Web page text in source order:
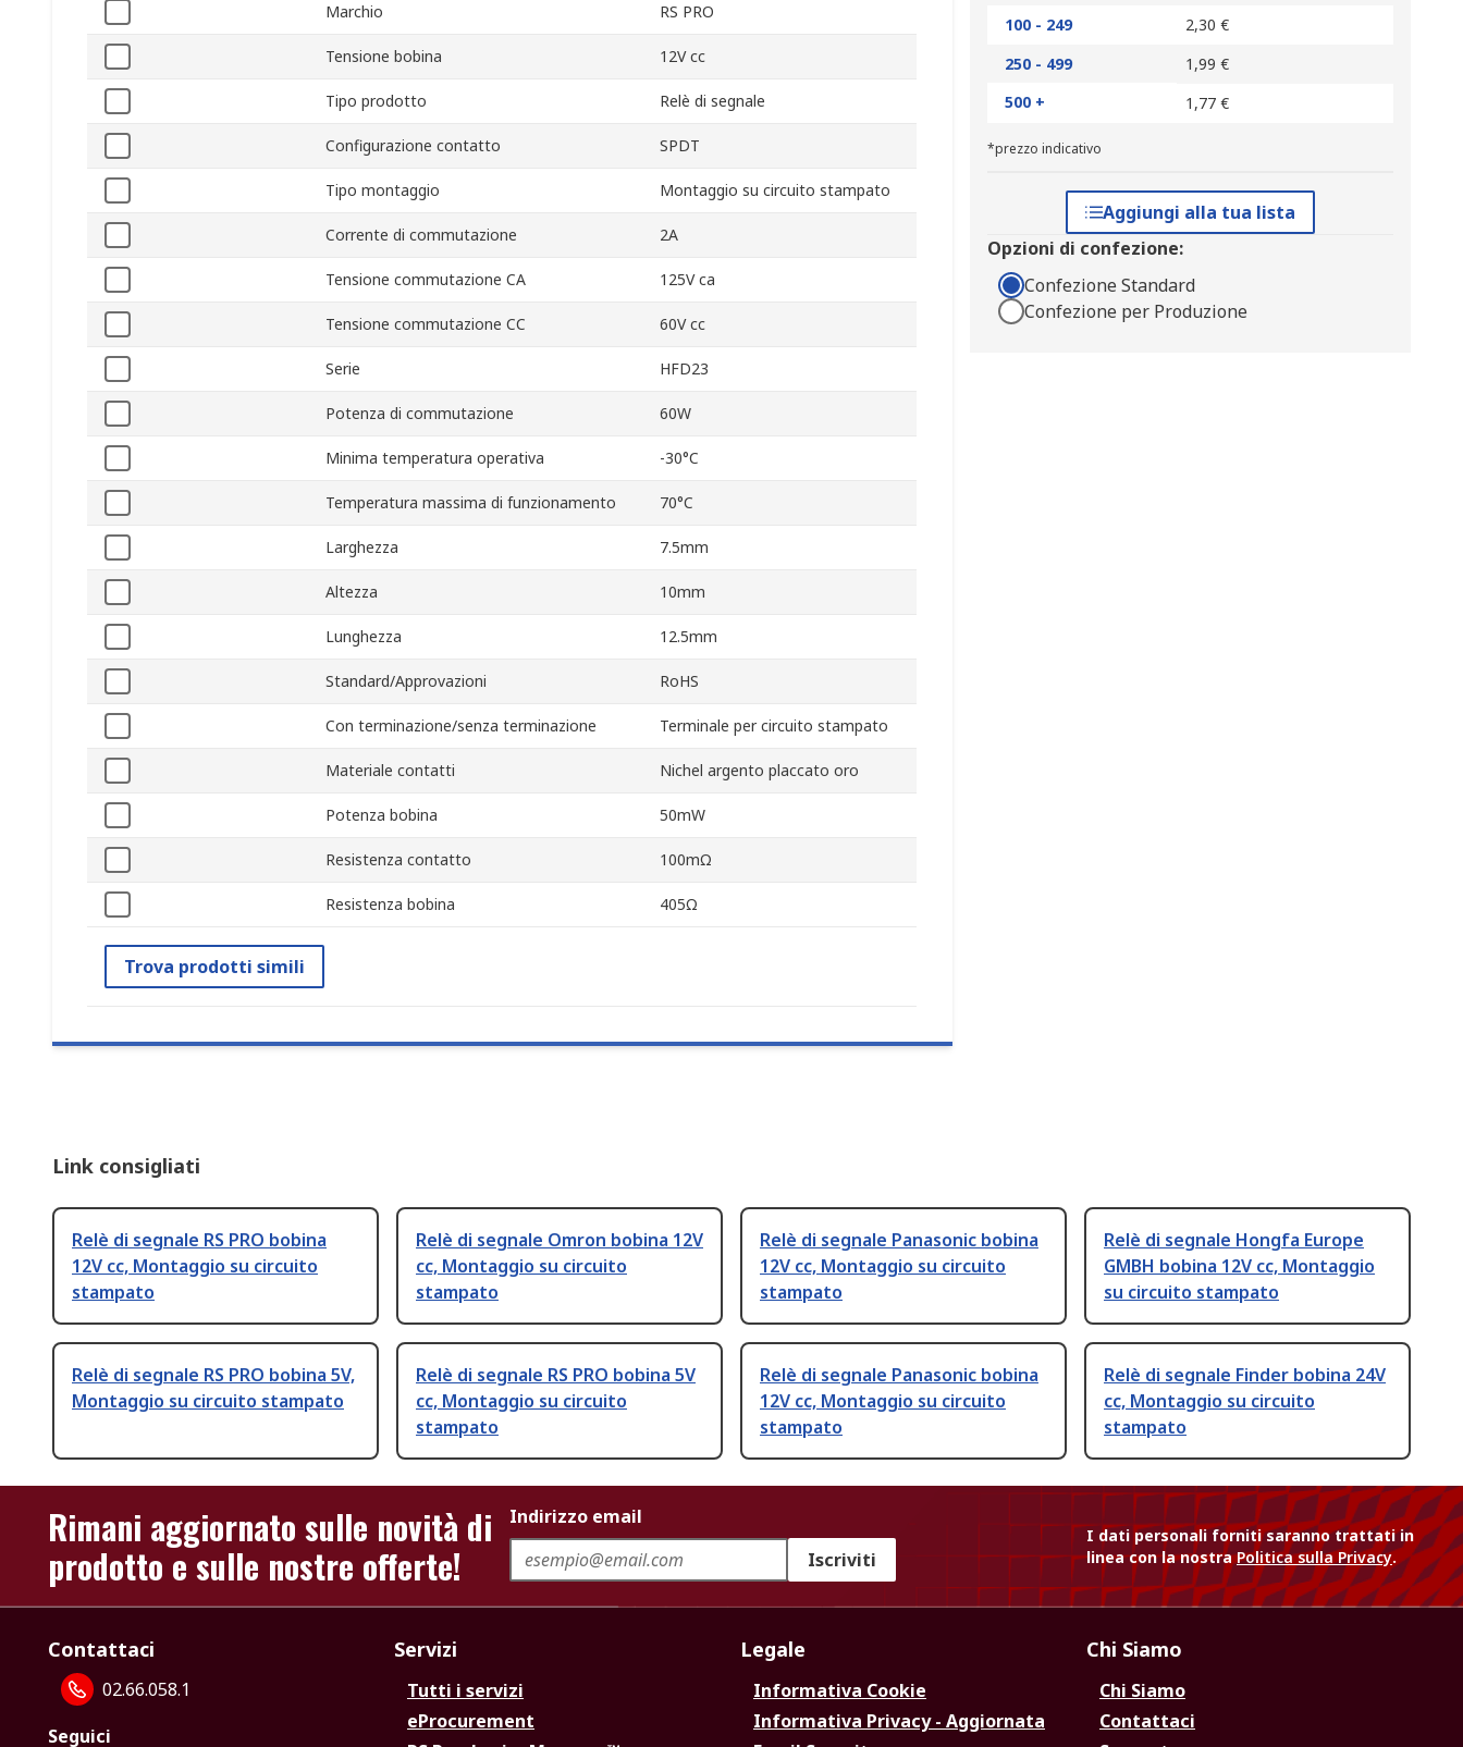
100 - 249
2,30 €
250 - 499
1,99 €
500 +
1,77 €
*prezzo indicativo
Aggiungi alla tua lista
Opzioni di confezione:
Confezione Standard
Confezione per Produzione
Marchio RS PRO
Tensione bobina 12V cc
Tipo prodotto Relè di segnale
Configurazione contatto SPDT
Tipo montaggio Montaggio su circuito stampato
Corrente di commutazione 2A
Tensione commutazione CA 125V ca
Tensione commutazione CC 60V cc
Serie HFD23
Potenza di commutazione 60W
Minima temperatura operativa -30°C
Temperatura massima di funzionamento 70°C
Larghezza 7.5mm
Altezza 10mm
Lunghezza 12.5mm
Standard/Approvazioni RoHS
Con terminazione/senza terminazione Terminale per circuito stampato
Materiale contatti Nichel argento placcato oro
Potenza bobina 50mW
Resistenza contatto 100mΩ
Resistenza bobina 405Ω
Trova prodotti simili
Link consigliati
Relè di segnale RS PRO bobina
12V cc, Montaggio su circuito
stampato
Relè di segnale Omron bobina 12V
cc, Montaggio su circuito
stampato
Relè di segnale Panasonic bobina
12V cc, Montaggio su circuito
stampato
Relè di segnale Hongfa Europe
GMBH bobina 12V cc, Montaggio
su circuito stampato
Relè di segnale RS PRO bobina 5V,
Montaggio su circuito stampato
Relè di segnale RS PRO bobina 5V
cc, Montaggio su circuito
stampato
Relè di segnale Panasonic bobina
12V cc, Montaggio su circuito
stampato
Relè di segnale Finder bobina 24V
cc, Montaggio su circuito
stampato
Rimani aggiornato sulle novità di
prodotto e sulle nostre offerte!
Indirizzo email
Iscriviti
I dati personali forniti saranno trattati in
linea con la nostraPolitica sulla Privacy.
Contattaci
02.66.058.1
Seguici
Servizi
Tutti i servizi
eProcurement
Legale
Informativa Cookie
Informativa Privacy - Aggiornata
Chi Siamo
Chi Siamo
Contattaci